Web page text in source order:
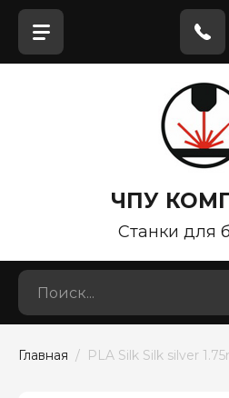
ЧПУ
Станки для
Главная /  PLA Silk Silk silver